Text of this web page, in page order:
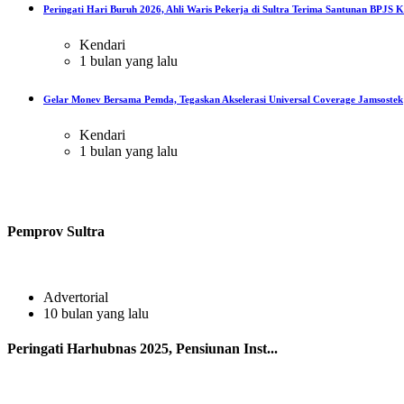
Peringati Hari Buruh 2026, Ahli Waris Pekerja di Sultra Terima Santunan BPJS
Kendari
1 bulan yang lalu
Gelar Monev Bersama Pemda, Tegaskan Akselerasi Universal Coverage Jamsostek
Kendari
1 bulan yang lalu
Pemprov Sultra
Advertorial
10 bulan yang lalu
Peringati Harhubnas 2025, Pensiunan Inst...